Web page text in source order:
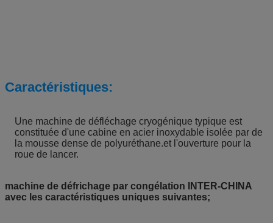
Caractéristiques:
Une machine de défléchage cryogénique typique est
constituée d'une cabine en acier inoxydable isolée par de
la mousse dense de polyuréthane.et l'ouverture pour la
roue de lancer.
machine de défrichage par congélation INTER-CHINA
avec les caractéristiques uniques suivantes;